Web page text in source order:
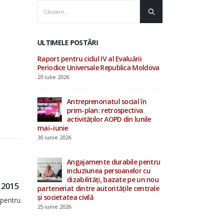
17
OCT.
Raportul de activitate AOPD pentru anul
Vizualizează aici: Raportul de activitate AOPD
anul 2015.
ULTIMELE POSTĂRI
centrale
AOPD contribuie la
consultările ONU privind
drepturile omului și procesul
Investiții în starea de bine a
specialiștilor din sistemul de
protecție socială
15 mai 2026